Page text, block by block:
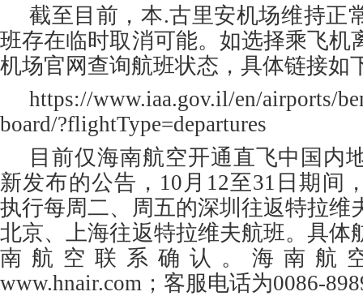
截至目前，本.古里安机场维持正
班存在临时取消可能。如选择乘飞机
机场官网查询航班状态，具体链接如
https://www.iaa.gov.il/en/airports/
board/?flightType=departures
目前仅海南航空开通直飞中国内
新发布的公告，10月12至31日期间
执行每周二、周五的深圳往返特拉维
北京、上海往返特拉维夫航班。具体
南航空联系确认。海南航
www.hnair.com；客服电话为0086-